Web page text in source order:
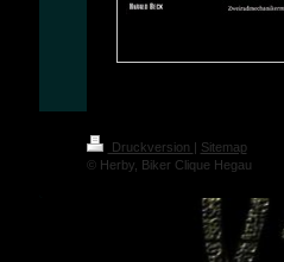
Druckversion | Sitemap
© Herby, Biker Clique Hegau